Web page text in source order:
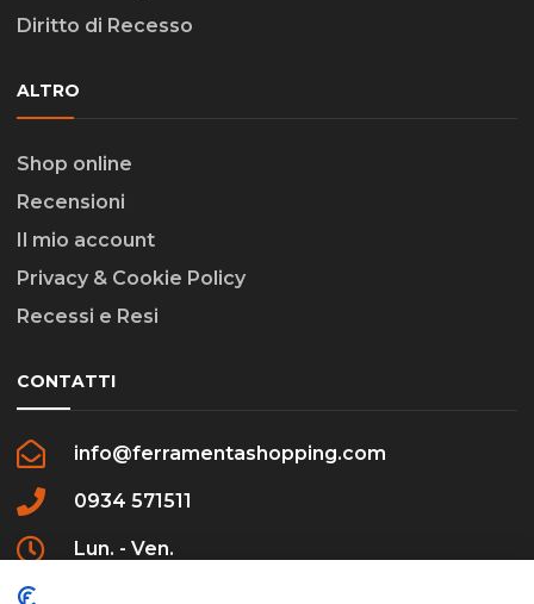
Diritto di Recesso
ALTRO
Shop online
Recensioni
Il mio account
Privacy & Cookie Policy
Recessi e Resi
CONTATTI
info@ferramentashopping.com
0934 571511
Lun. - Ven.